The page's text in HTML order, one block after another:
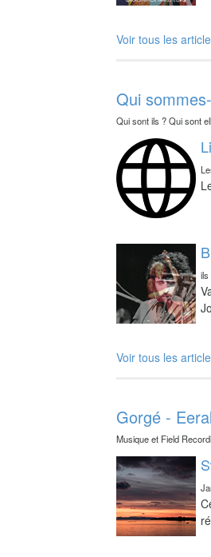
Voir tous les
Qui
Qui sont ils ? Qui sont
ils
Voir tous les
Gorgé -
Musique et Field